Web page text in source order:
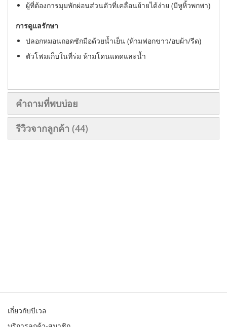
ผู้ที่ต้องการมุมพักผ่อนส่วนตัวที่เคลื่อนย้ายได้ง่าย (มีหูหิ้วพกพา)
การดูแลรักษา
ปลอกหมอนถอดซักมือด้วยน้ำเย็น (ห้ามฟอกขาว/อบผ้า/รีด)
ตัวโฟมเก็บในที่ร่ม ห้ามโดนแดดและน้ำ
คำถามที่พบบ่อย
รีวิวจากลูกค้า 44
เกี่ยวกับบีเวล